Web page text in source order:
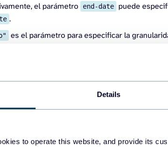
Details
to operate this website, and provide its
el parámetro
end-date puede
.
es el parámetro para especificar la
fórmulas GOOGLE FINANCE
a este ejemplo básico de cómo funciona